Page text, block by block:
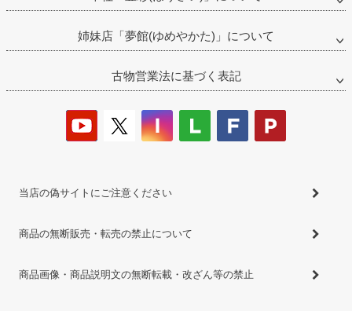
姉妹店「夢館(ゆめやかた)」について
古物営業法に基づく表記
当店の偽サイトにご注意ください
商品の無断販売・転売の禁止について
商品画像・商品説明文の無断転載・改ざん等の禁止